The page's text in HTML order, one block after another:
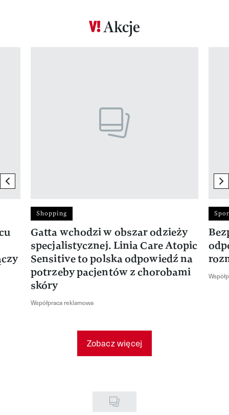
Akcje
previous element
Shopping
Gatta wchodzi w obszar odzieży
specjalistycznej. Linia Care Atopic
Sensitive to polska odpowiedź na
potrzeby pacjentów z chorobami
skóry
Współpraca reklamowa
Zobacz więcej